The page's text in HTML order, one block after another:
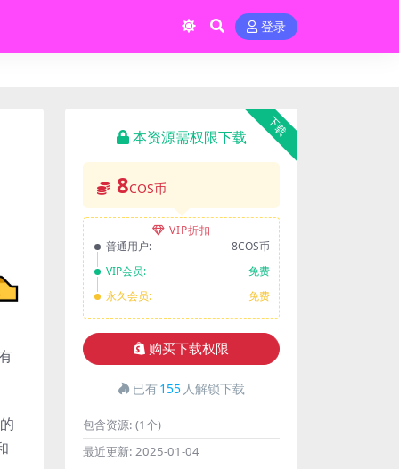
登录
下载
本资源需权限下载
8COS币
VIP折扣
普通用户:
8COS币
VIP会员:
免费
永久会员:
免费
购买下载权限
已有155 人解锁下载
包含资源: (1个)
最近更新: 2025-01-04